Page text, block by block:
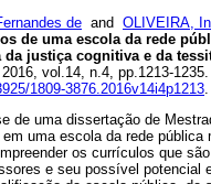
de and OLIVEIRA,
de uma escola da rede
da justiça cognitiva e da
vol.14, n.4, pp.1213-
1809-3876.2016v14i4p1213.
de uma dissertação de
uma escola da rede pública
os currículos que
e seu possível potencial